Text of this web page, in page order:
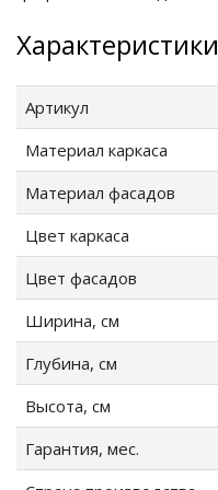
Характеристики
Артикул
Материал каркаса
Материал фасадов
Цвет каркаса
Цвет фасадов
Ширина, см
Глубина, см
Высота, см
Гарантия, мес.